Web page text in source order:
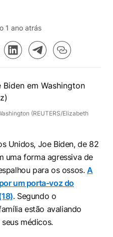
1 ano atrás
(REUTERS/Elizabeth
Unidos, Joe Biden, de 82
uma forma agressiva de
para os ossos.A
um porta-voz do
. Segundo o
estão avaliando
médicos.